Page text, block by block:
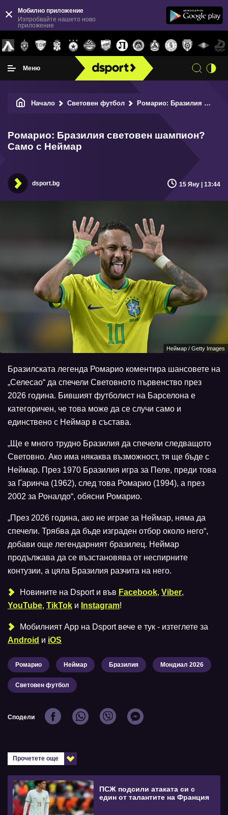
Мобилно приложение
Изпробвайте нашето ново
приложение
Меню
Начало Световен футбол Ромарио: Бразилия световен шампион? Само с Неймар
Ромарио: Бразилия световен шампион?
Само с Неймар
dsport.bg 15 Яну | 13:44
Неймар / Getty Images
Бразилската легенда Ромарио коментира шансовете на
„Селесао“ да спечели Световното първенство през
2026 година. Бившият футболист на Барселона е
категоричен, че това може да се случи само и
единствено с Неймар в състава.
„Ще е много трудно Бразилия да спечели следващото
Световно. Ако има някаква възможност, тя ще бъде с
Неймар. През 1970 Бразилия игра за Пеле, преди това
за Гаринча (1962), след това Ромарио (1994), а през
2002 за Роналдо“, обясни Ромарио.
„През 2026 година, ако не играе за Неймар, няма да
спечели. Трябва да бъде изграден отбор около него“,
добави още легендарният бразилец. Неймар
продължава да се възстановява от неспирните
контузии, а цяла Бразилия разчита на него.
Новините на Dsport и във Facebook, Viber,
YouTube, TikTok и Instagram!
Мобилният Аpp на Dsport вече е тук - изтеглете за
Android и iOS
Ромарио Неймар Бразилия Мондиал 2026
Световен футбол
Сподели
Прочетете още
ПСЖ подсили атаката си с
един от талантите на Франция